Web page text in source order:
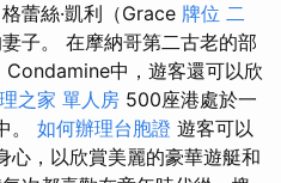
蕾絲·凱利（Grace 牌位 二
子。 在摩納哥第二古老的部
Condamine中，遊客還可以欣
之家 單人房 500座港處於一
。 如何辦理台胞證 遊客可以
心，以欣賞美麗的豪華遊艇和